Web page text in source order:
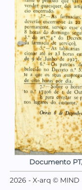
Documento
2026 - X-arq © MIND